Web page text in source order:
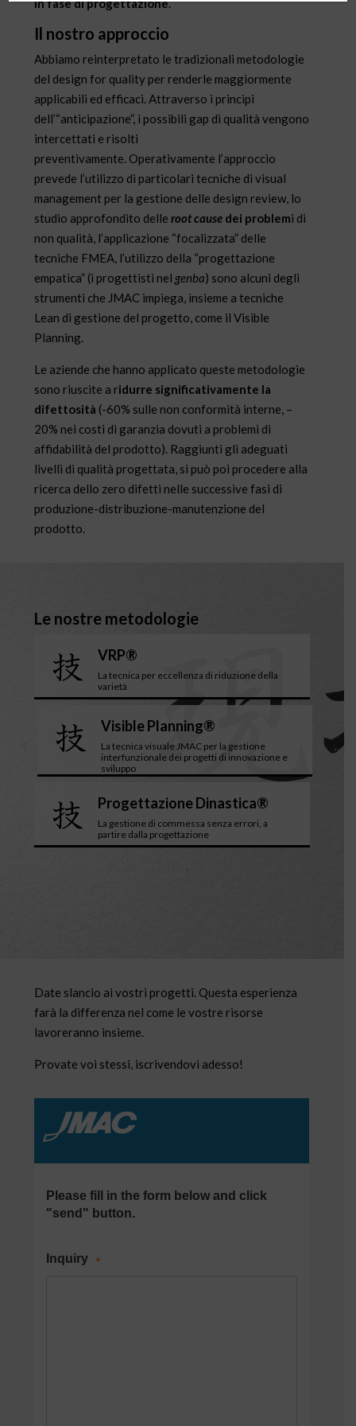
infase di progettazione.
Il nostro approccio
Abbiamo reinterpretato le tradizionali metodologie
del design for quality per renderle maggiormente
applicabili ed efficaci. Attraverso i principi
dell’“anticipazione”, i possibili gap di qualità vengono
intercettati e risolti
preventivamente. Operativamente l’approccio
prevede l’utilizzo di particolari tecniche di visual
management per la gestione delle design review, lo
studio approfondito delleroot cause dei problemi di
non qualità, l’applicazione “focalizzata” delle
tecniche FMEA, l’utilizzo della “progettazione
empatica” (i progettisti nel genba) sono alcuni degli
strumenti che JMAC impiega, insieme a tecniche
Lean di gestione del progetto, come il Visible
Planning.
Le aziende che hanno applicato queste metodologie
sono riuscite a ridurre significativamente la
difettosità (-60% sulle non conformità interne, –
20% nei costi di garanzia dovuti a problemi di
affidabilità del prodotto). Raggiunti gli adeguati
livelli di qualità progettata, si può poi procedere alla
ricerca dello zero difetti nelle successive fasi di
produzione-distribuzione-manutenzione del
prodotto.
Le nostre metodologie
VRP®
La tecnica per eccellenza di riduzione della
varietà
Visible Planning®
La tecnica visuale JMAC per la gestione
interfunzionale dei progetti di innovazione e
sviluppo
Progettazione Dinastica®
La gestione di commessa senza errori, a
partire dalla progettazione
Date slancio ai vostri progetti. Questa esperienza
farà la differenza nel come le vostre risorse
lavoreranno insieme.
Provate voi stessi, iscrivendovi adesso!